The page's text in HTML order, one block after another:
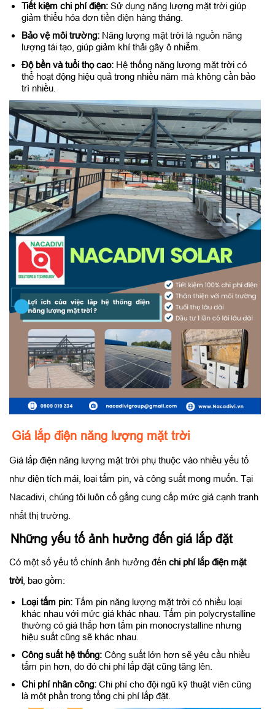
Tiết kiệm chi phí điện: Sử dụng năng lượng mặt trời giúp
giảm thiểu hóa đơn tiền điện hàng tháng.
Bảo vệ môi trường: Năng lượng mặt trời là nguồn năng
lượng tái tạo, giúp giảm khí thải gây ô nhiễm.
Độ bền và tuổi thọ cao: Hệ thống năng lượng mặt trời có
thể hoạt động hiệu quả trong nhiều năm mà không cần bảo
trì nhiều.
Giá lắp điện năng lượng mặt trời
Giá lắp điện năng lượng mặt trời phụ thuộc vào nhiều yếu tố
như diện tích mái, loại tấm pin, và công suất mong muốn. Tại
Nacadivi, chúng tôi luôn cố gắng cung cấp mức giá cạnh tranh
nhất thị trường.
Những yếu tố ảnh hưởng đến giá lắp đặt
Có một số yếu tố chính ảnh hưởng đến chi phí lắp điện mặt
trời , bao gồm:
Loại tấm pin: Tấm pin năng lượng mặt trời có nhiều loại
khác nhau với mức giá khác nhau. Tấm pin polycrystalline
thường có giá thấp hơn tấm pin monocrystalline nhưng
hiệu suất cũng sẽ khác nhau.
Công suất hệ thống: Công suất lớn hơn sẽ yêu cầu nhiều
tấm pin hơn, do đó chi phí lắp đặt cũng tăng lên.
Chi phí nhân công: Chi phí cho đội ngũ kỹ thuật viên cũng
là một phần trong tổng chi phí lắp đặt.